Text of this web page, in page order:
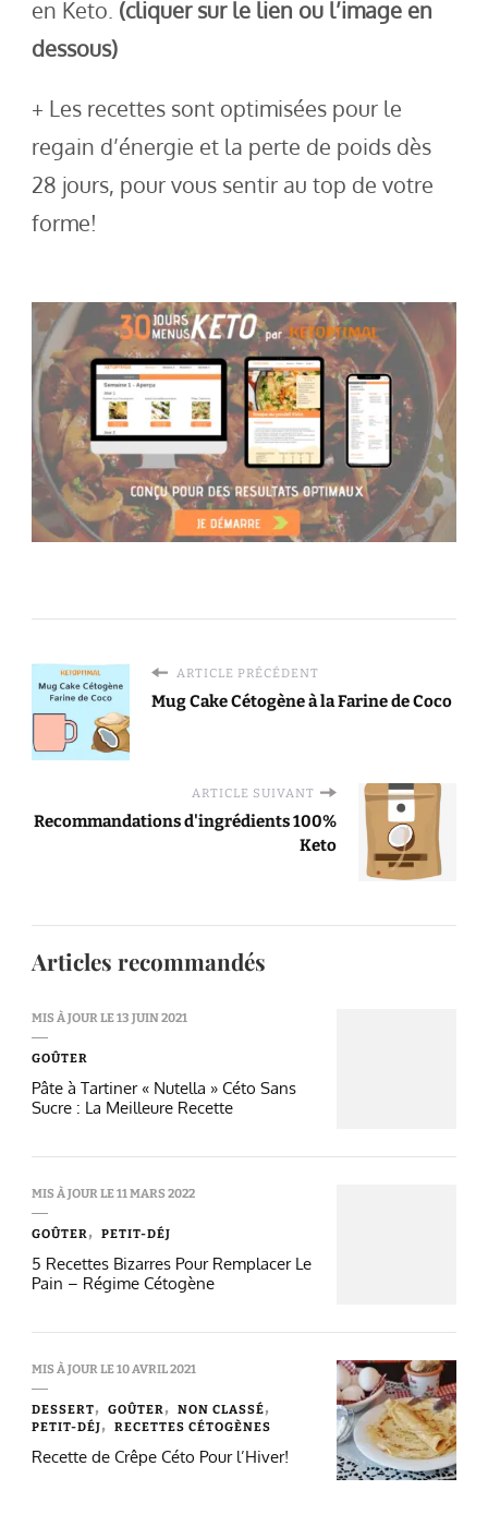
en Keto. (cliquer sur le lien ou l’image en
dessous)
+ Les recettes sont optimisées pour le
regain d’énergie et la perte de poids dès
28 jours, pour vous sentir au top de votre
forme!
ARTICLE PRÉCÉDENT
Mug Cake Cétogène à la Farine de Coco
ARTICLE SUIVANT
Recommandations d'ingrédients 100%
Keto
Articles recommandés
MIS À JOUR LE13 JUIN 2021
GOÛTER
Pâte à Tartiner « Nutella » Céto Sans
Sucre : La Meilleure Recette
MIS À JOUR LE11 MARS 2022
GOÛTER PETIT-DÉJ
5 Recettes Bizarres Pour Remplacer Le
Pain – Régime Cétogène
MIS À JOUR LE10 AVRIL 2021
DESSERT GOÛTER
NON CLASSÉ
PETIT-DÉJ
RECETTES CÉTOGÈNES
Recette de Crêpe Céto Pour l’Hiver!